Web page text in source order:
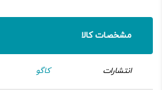
مشخصات کالا
انتشارات کاگو